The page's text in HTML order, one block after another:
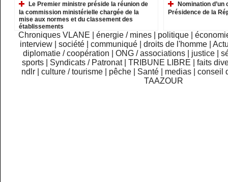
Le Premier ministre préside la réunion de
la commission ministérielle chargée de la
mise aux normes et du classement des
établissements
Nomination
Présidence de la
Chroniques VLANE énergie / mines politique
interview
|société |communiqué |droits de l'homme |
diplomatie / coopération
ONG / associations justice
sports
Syndicats / Patronat TRIBUNE LIBRE
faits
ndlr
|culture / tourisme pêche Santé medias |conseil
TAAZOUR